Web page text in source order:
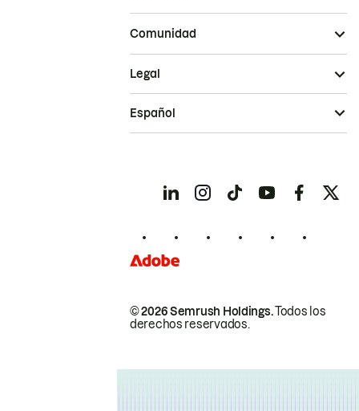
Comunidad
© 2026 Semrush Holdings.Todos los
derechos reservados.
Legal
Español